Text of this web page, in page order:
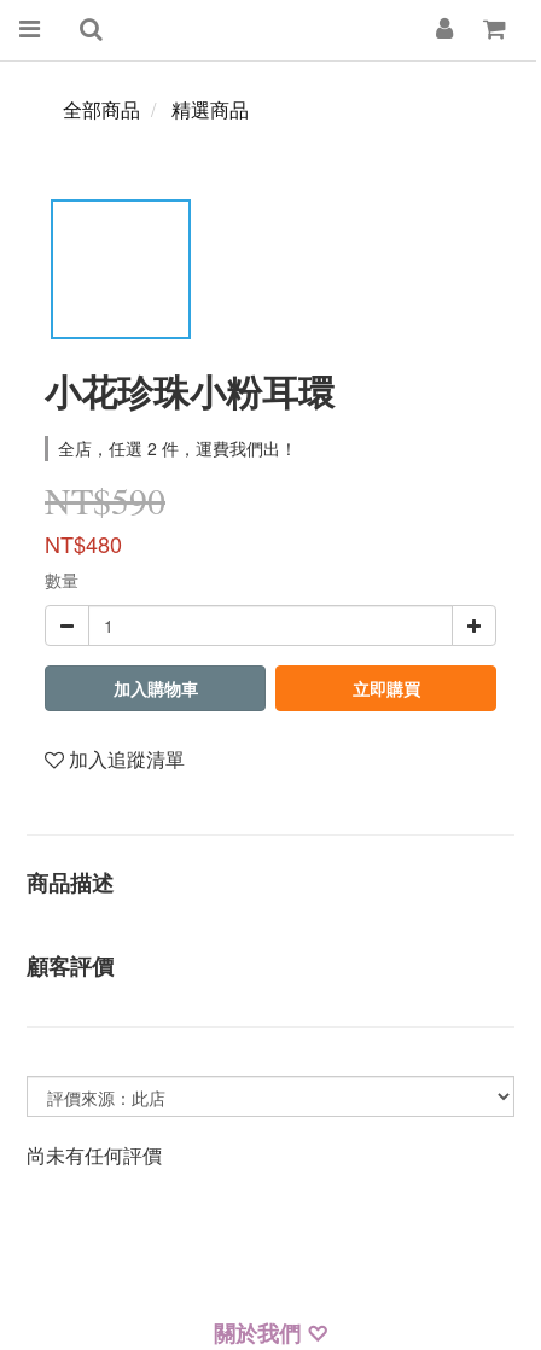
全部商品 精選商品
小花珍珠小粉耳環
全店，任選 2 件，運費我們出！
NT$590
NT$480
數量
加入購物車 立即購買
加入追蹤清單
商品描述
顧客評價
尚未有任何評價
關於我們 ♡